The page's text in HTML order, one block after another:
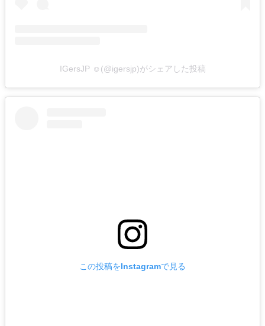
IGersJP ☺︎(@igersjp)がシェアした投稿
この投稿をInstagramで見る